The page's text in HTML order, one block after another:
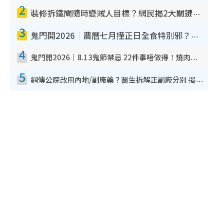
2 裝修拆鐵閘隨時變賊人目標？網民揭2大關鍵用途：裝新式等於白裝？附新舊鐵閘分別
3 鬼門開2026｜農曆七月撞正日全食特別邪？專家警告切忌做一事！揭4大禁忌+2招保平安
4 鬼門開2026｜8.13鬼節禁忌 22件事唔做得！燒肉、刺身要少食？半夜勿吹口哨/打呢個電話
5 網傳公院改用內地/副廠藥？醫生拆解正副廠分別 揭4類人換藥隨時出事